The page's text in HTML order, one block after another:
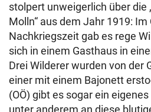
stolpert unweigerlich über die
Molln“ aus dem Jahr 1919:
Nachkriegszeit gab es rege
sich in einem Gasthaus in
Drei Wilderer wurden von der
einer mit einem Bajonett
(OÖ) gibt es sogar ein
unter anderem an diese